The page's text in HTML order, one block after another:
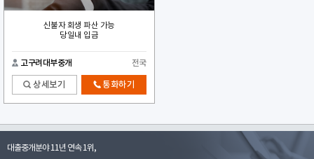
신불자 회생 파산 가능
당일내 입금
고구려대부중개 전국
상세보기 통화하기
대출중개분야 11년 연속 1위,